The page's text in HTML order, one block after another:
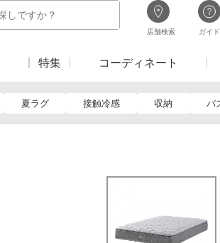
店舗検索 ガイド
特集 コーディネート
夏ラグ 接触冷感 収納 バ